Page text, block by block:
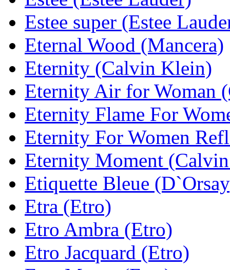
Estee super (Estee
Eternal Wood (Mancera)
Eternity (Calvin Klein)
Eternity Air for Woman
Eternity Flame For
Eternity For Women
Eternity Moment
Etiquette Bleue
Etra (Etro)
Etro Ambra (Etro)
Etro Jacquard (Etro)